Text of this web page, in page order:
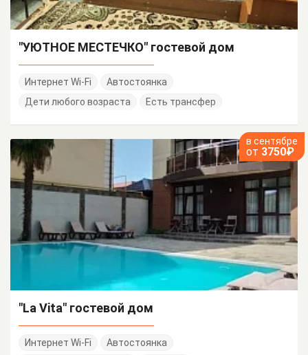
"УЮТНОЕ МЕСТЕЧКО" гостевой дом
Интернет Wi-Fi
Автостоянка
Дети любого возраста
Есть трансфер
в сентябре
от 3750₽
"La Vita" гостевой дом
Интернет Wi-Fi
Автостоянка